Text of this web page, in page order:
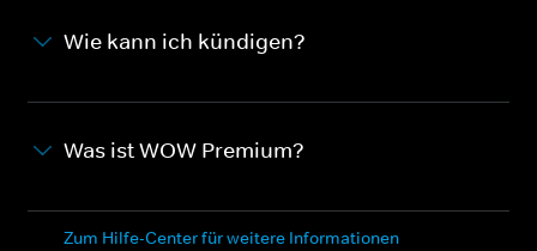
Wie kann ich kündigen?
Was ist WOW Premium?
Zum Hilfe-Center für weitere Informationen